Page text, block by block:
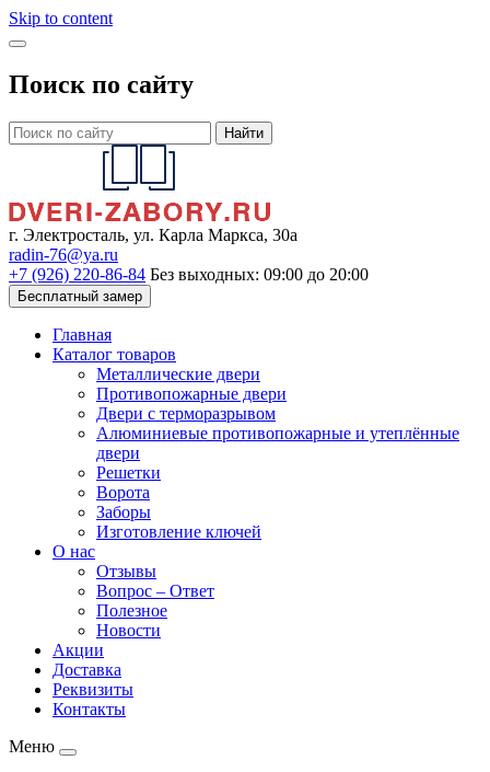
Skip to content
Поиск по сайту
Найти
г. Электросталь, ул. Карла Маркса, 30а
radin-76@ya.ru
+7 (926) 220-86-84 Без выходных: 09:00 до 20:00
Бесплатный замер
Главная
Каталог товаров
Металлические двери
Противопожарные двери
Двери с терморазрывом
Алюминиевые противопожарные и утеплённые
двери
Решетки
Ворота
Заборы
Изготовление ключей
О нас
Отзывы
Вопрос – Ответ
Полезное
Новости
Акции
Доставка
Реквизиты
Контакты
Меню